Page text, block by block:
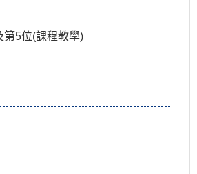
第5位(課程教學)